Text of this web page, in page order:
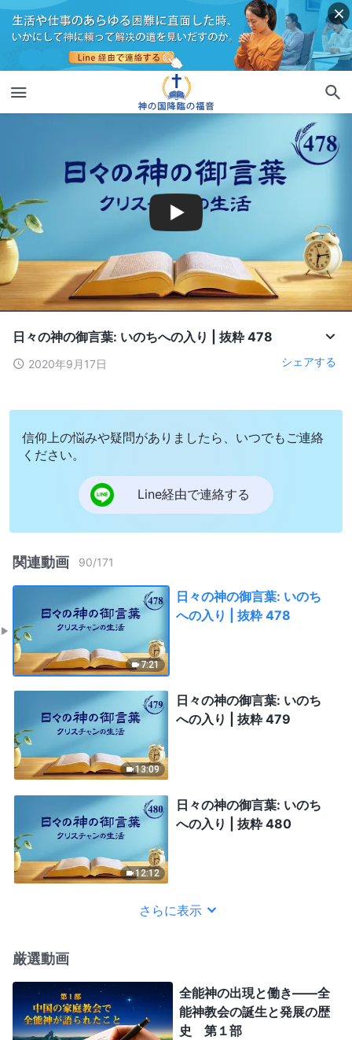
日々の神の御言葉: いのちへの入り | 抜粋 478
2020年9月17日 シェアする
信仰上の悩みや疑問がありましたら、いつでもご連絡
ください。
Line経由で連絡する
関連動画 90/171
7:21
日々の神の御言葉: いのち
への入り | 抜粋 478
13:09
日々の神の御言葉: いのち
への入り | 抜粋 479
12:12
日々の神の御言葉: いのち
への入り | 抜粋 480
さらに表示
厳選動画
全能神の出現と働き——全
能神教会の誕生と発展の歴
史 第１部